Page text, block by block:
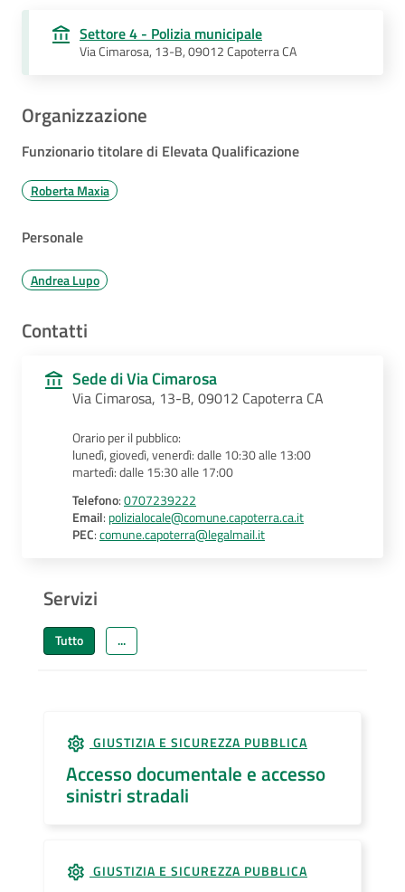
Settore 4 - Polizia municipale
Via Cimarosa, 13-B, 09012 Capoterra CA
Organizzazione
Funzionario titolare di Elevata Qualificazione
Roberta Maxia
Personale
Andrea Lupo
Contatti
Sede di Via Cimarosa
Via Cimarosa, 13-B, 09012 Capoterra CA
Orario per il pubblico:
lunedì, giovedì, venerdì: dalle 10:30 alle 13:00
martedì: dalle 15:30 alle 17:00
Telefono:0707239222
Email: polizialocale@comune.capoterra.ca.it
PEC:comune.capoterra@legalmail.it
Servizi
Tutto ...
GIUSTIZIA E SICUREZZA PUBBLICA
Accesso documentale e accesso
sinistri stradali
GIUSTIZIA E SICUREZZA PUBBLICA